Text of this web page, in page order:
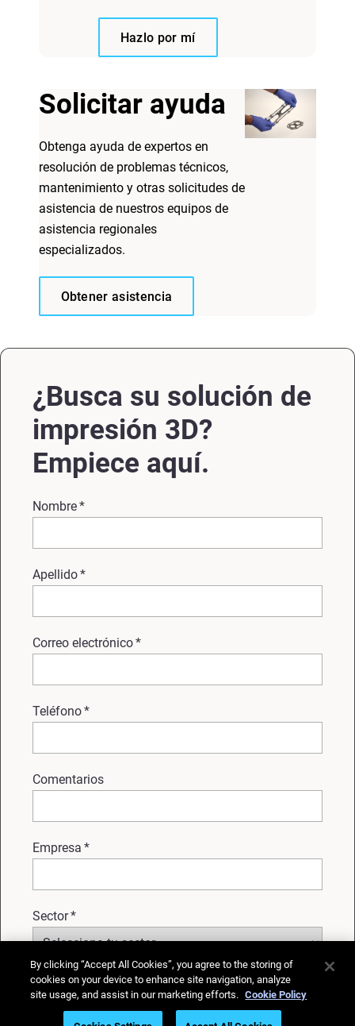
¿Busca su solución de
impresión 3D?
Empiece aquí.
Nombre*
Apellido*
Correo electrónico*
Teléfono*
Comentarios
Empresa *
Sector*
País*
Hazlo por mí
Solicitar ayuda
Obtenga ayuda de expertos en
resolución de problemas técnicos,
mantenimiento y otras solicitudes de
asistencia de nuestros equipos de
asistencia regionales
especializados.
Obtener asistencia
By clicking “Accept All Cookies”, you agree to the storing of
cookies on your device to enhance site navigation, analyze
site usage, and assist in our marketing efforts. Cookie Policy